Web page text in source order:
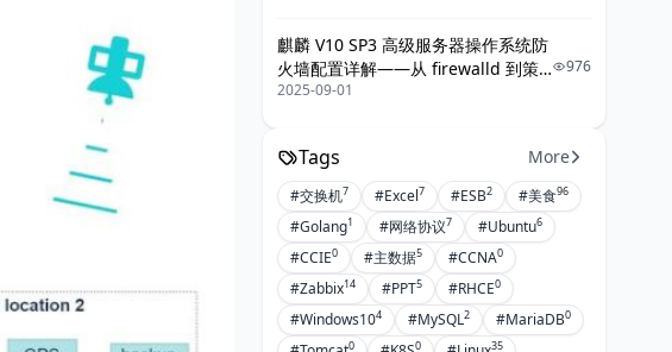
1. 编辑 chrony 配置
3. 验证同步是否成功
三、Chrony 强制立即同步
四、整体架构示意
五、给你一个可直接套用的配置模板
● 核心交换机（VRP）
麒麟 V10 SP3 高级服务器操作系统防
火墙配置详解——从 firewalld 到策
略落地的最佳实践
2025-09-01
976
Tags More
#交换机7 #Excel7 #ESB2 #美食96
#Golang1 #网络协议7 #Ubuntu6
#CCIE0 #主数据5 #CCNA0
#Zabbix14 #PPT5 #RHCE0
#Windows104 #MySQL2 #MariaDB0
0 0 35